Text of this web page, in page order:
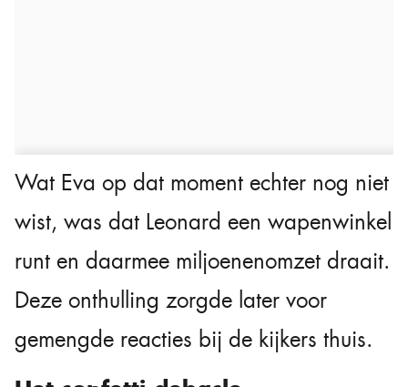
Wat Eva op dat moment echter nog niet
wist, was dat Leonard een wapenwinkel
runt en daarmee miljoenenomzet draait.
Deze onthulling zorgde later voor
gemengde reacties bij de kijkers thuis.